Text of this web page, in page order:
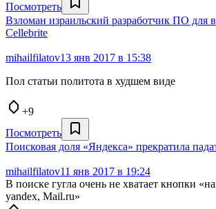
Посмотреть
Взломан израильский разработчик ПО для
Cellebrite
mihailfilatov13 янв 2017 в 15:38
Пол статьи политота в худшем виде
+9
Посмотреть
Поисковая доля «Яндекса» прекратила
mihailfilatov11 янв 2017 в 19:24
В поиске гугла очень не хватает кнопки
yandex, Mail.ru»